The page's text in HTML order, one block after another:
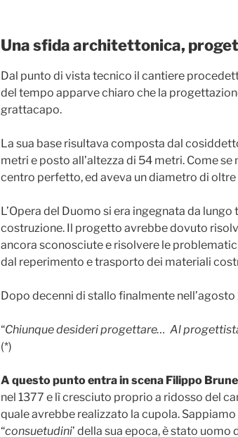
Una sfida architettonica,
Dal punto di vista tecnico il cantiere
del tempo apparve chiaro che la
grattacapo.
La sua base risultava composta dal
metri e posto all’altezza di 54 metri. Come
centro perfetto, ed aveva un diametro di oltre
L’Opera del Duomo si era ingegnata da
costruzione. Il progetto avrebbe dovuto
ancora sconosciute e risolvere le
dal reperimento e trasporto dei materiali
Dopo decenni di stallo finalmente
“Chiunque desideri progettare… Al
(*)
A questo punto entra in scena Filippo
nel 1377 e lì cresciuto proprio a ridosso del
quale avrebbe realizzato la cupola.
“consuetudini’ della sua epoca, è stato